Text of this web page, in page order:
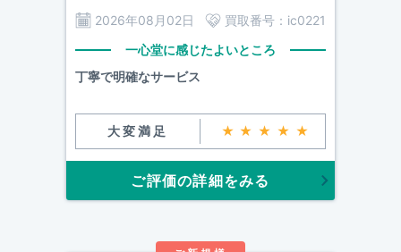
2026年08月02日
買取番号： ic0221
一心堂に感じたよいところ
丁寧で明確なサービス
大変満足 ★★★★★
ご評価の詳細をみる